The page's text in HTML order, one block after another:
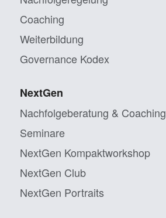
Coaching
Weiterbildung
Governance Kodex
NextGen
Nachfolgeberatung & Coaching
Seminare
NextGen Kompaktworkshop
NextGen Club
NextGen Portraits